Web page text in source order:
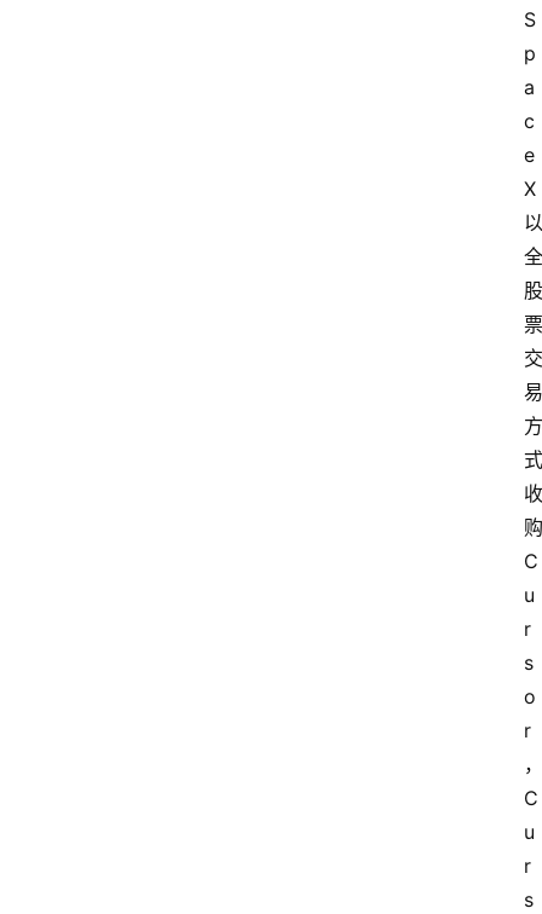
S
p
a
c
e
X
以
全
股
票
交
易
方
式
收
购
C
u
r
s
o
r
，
C
u
r
s